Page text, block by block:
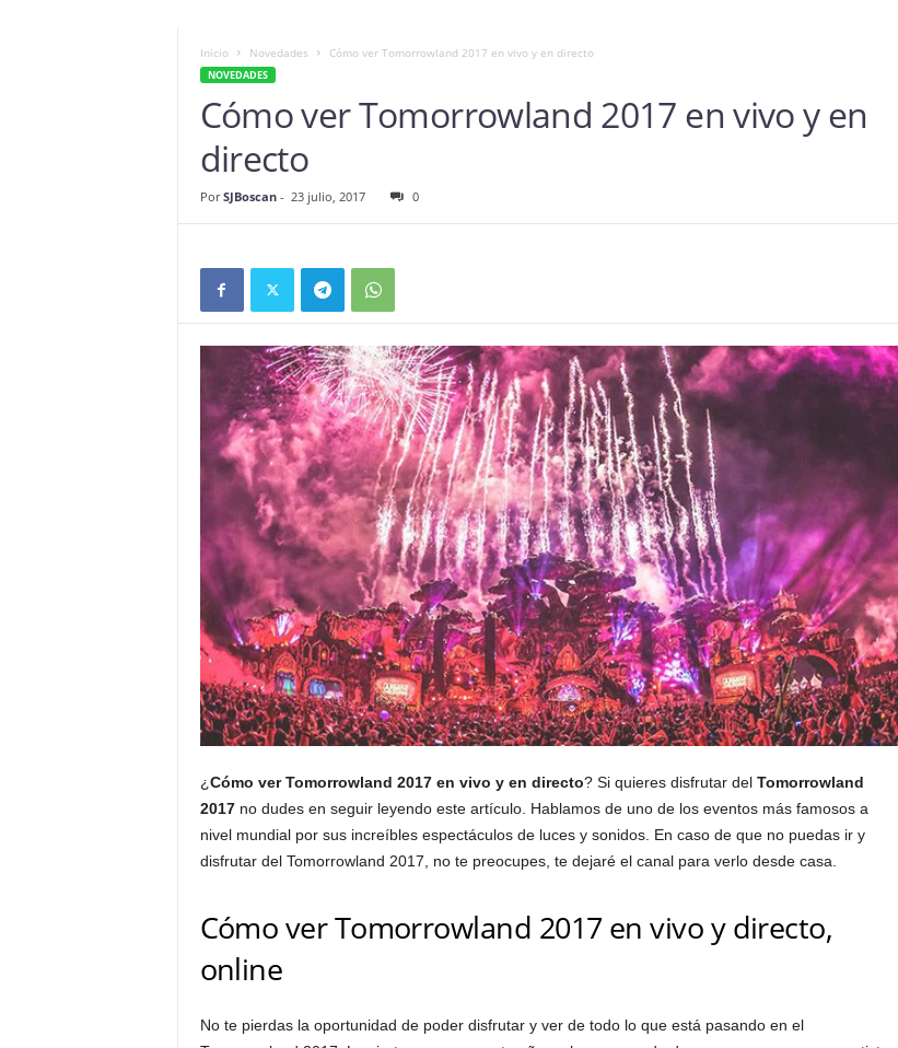
Inicio Novedades Cómo ver Tomorrowland 2017 en vivo y en directo
NOVEDADES
Cómo ver Tomorrowland 2017 en vivo y en
directo
Por SJBoscan- 23 julio, 2017 0
¿Cómo ver Tomorrowland 2017 en vivo y en directo? Si quieres disfrutar del Tomorrowland
2017no dudes en seguir leyendo este artículo. Hablamos de uno de los eventos más famosos a
nivel mundial por sus increíbles espectáculos de luces y sonidos. En caso de que no puedas ir y
disfrutar del Tomorrowland 2017, no te preocupes, te dejaré el canal para verlo desde casa.
Cómo ver Tomorrowland 2017 en vivo y directo,
online
No te pierdas la oportunidad de poder disfrutar y ver de todo lo que está pasando en el